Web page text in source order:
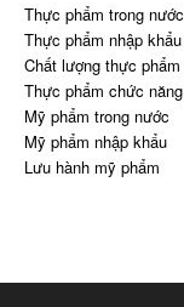
Thực phẩm trong nước
Thực phẩm nhập khẩu
Chất lượng thực phẩm
Thực phẩm chức năng
Mỹ phẩm trong nước
Mỹ phẩm nhập khẩu
Lưu hành mỹ phẩm